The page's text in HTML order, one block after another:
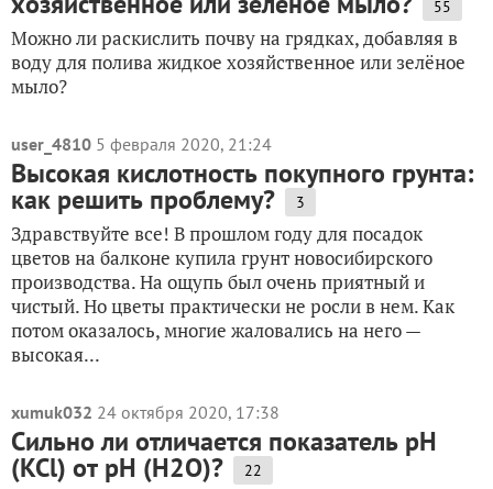
55
Можно ли раскислить почву на грядках, добавляя в
воду для полива жидкое хозяйственное или зелёное
мыло?
user_4810 5 февраля 2020, 21:24
Высокая кислотность покупного грунта:
как решить проблему? 3
Здравствуйте все! В прошлом году для посадок
цветов на балконе купила грунт новосибирского
производства. На ощупь был очень приятный и
чистый. Но цветы практически не росли в нем. Как
потом оказалось, многие жаловались на него —
высокая...
xumuk032 24 октября 2020, 17:38
Сильно ли отличается показатель pH
(KCl) от pH (H2O)? 22